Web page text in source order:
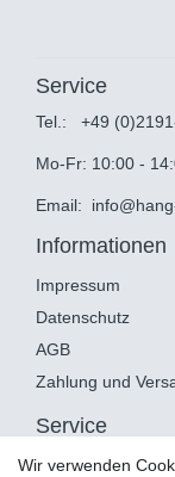
Service
Tel.: +49
Mo-Fr: 10:00 -
Email:
Informationen
Impressum
Datenschutz
AGB
Zahlung und
Service
Widerrufsrecht
Wir verwenden